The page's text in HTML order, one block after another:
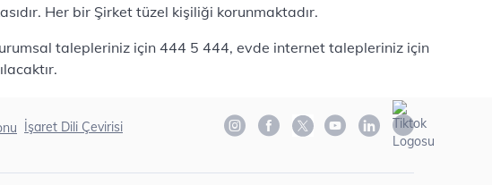
Her bir Şirket tüzel kişiliği korunmaktadır.
talepleriniz için 444 5 444, evde internet talepleriniz için
İşaret Dili Çevirisi